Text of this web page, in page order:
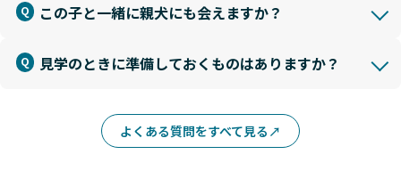
この子と一緒に親犬にも会えますか？
見学のときに準備しておくものはありますか？
よくある質問をすべて見る